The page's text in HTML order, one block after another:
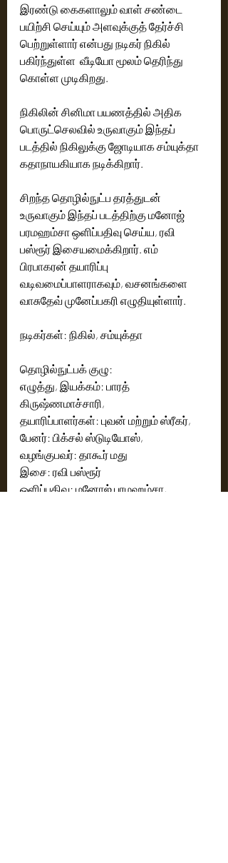
இரண்டு கைகளாலும் வாள் சண்டை
பயிற்சி செய்யும் அளவுக்குத் தேர்ச்சி
பெற்றுள்ளார் என்பது நடிகர் நிகில்
பகிர்ந்துள்ள  வீடியோ மூலம் தெரிந்து
கொள்ள முடிகிறது.
நிகிலின் சினிமா பயணத்தில் அதிக
பொருட்செலவில் உருவாகும் இந்தப்
படத்தில் நிகிலுக்கு ஜோடியாக சம்யுக்தா
கதாநாயகியாக நடிக்கிறார்.
சிறந்த தொழில்நுட்ப தரத்துடன்
உருவாகும் இந்தப் படத்திற்கு மனோஜ்
பரமஹம்சா ஒளிப்பதிவு செய்ய, ரவி
பஸ்ரூர் இசையமைக்கிறார். எம்
பிரபாகரன் தயாரிப்பு
வடிவமைப்பாளராகவும், வசனங்களை
வாசுதேவ் முனேப்பகரி எழுதியுள்ளார்.
நடிகர்கள்: நிகில், சம்யுக்தா
தொழில்நுட்பக் குழு:
எழுத்து, இயக்கம்: பாரத்
கிருஷ்ணமாச்சாரி,
தயாரிப்பாளர்கள்: புவன் மற்றும் ஸ்ரீகர்,
பேனர்: பிக்சல் ஸ்டுடியோஸ்,
வழங்குபவர்: தாகூர் மது
இசை: ரவி பஸ்ரூர்
ஒளிப்பதிவு: மனோஜ் பரமஹம்சா,